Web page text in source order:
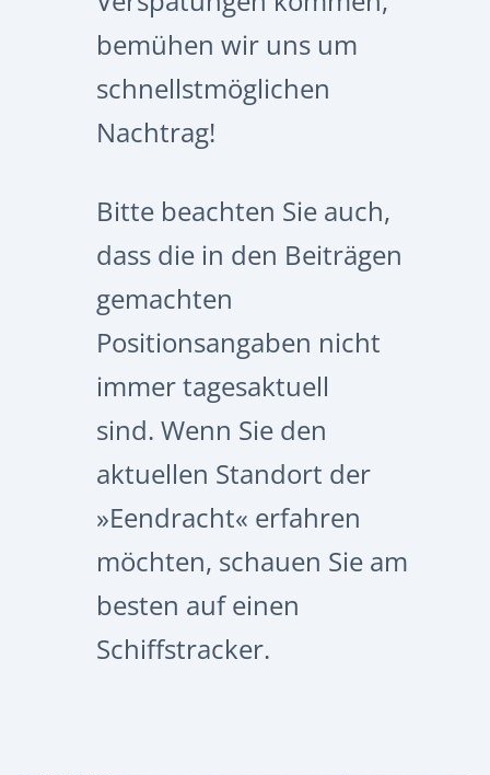
bemühen wir uns um
schnellstmöglichen
Nachtrag!
Bitte beachten Sie auch,
dass die in den Beiträgen
gemachten
Positionsangaben nicht
immer tagesaktuell
sind. Wenn Sie den
aktuellen Standort der
»Eendracht« erfahren
möchten, schauen Sie am
besten auf einen
Schiffstracker.